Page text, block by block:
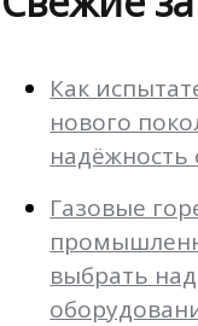
Как
нового
Газовые
выбрать